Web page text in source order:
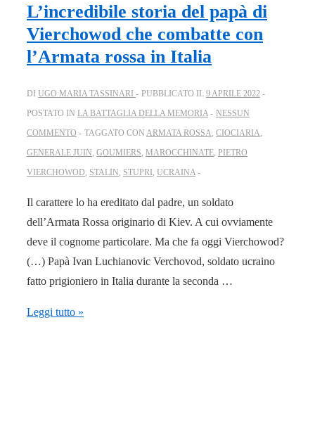
L’incredibile storia del papà di
Vierchowod che combatte con
l’Armata rossa in Italia
DI UGO MARIA TASSINARI PUBBLICATO IL 9 APRILE 2022
POSTATO IN LA BATTAGLIA DELLA MEMORIA
NESSUN
COMMENTO
TAGGATO CON ARMATA ROSSA, CIOCIARIA,
GENERALE JUIN, GOUMIERS, MAROCCHINATE, PIETRO
VIERCHOWOD, STALIN, STUPRI , UCRAINA
Il carattere lo ha ereditato dal padre, un soldato
dell’Armata Rossa originario di Kiev. A cui ovviamente
deve il cognome particolare. Ma che fa oggi Vierchowod?
(…) Papà Ivan Luchianovic Verchovod, soldato ucraino
fatto prigioniero in Italia durante la seconda …
L’incredibile
Leggi tutto »